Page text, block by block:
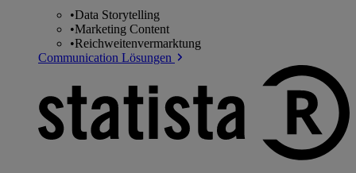
•Data Storytelling
•Marketing Content
•Reichweitenvermarktung
Communication Lösungen